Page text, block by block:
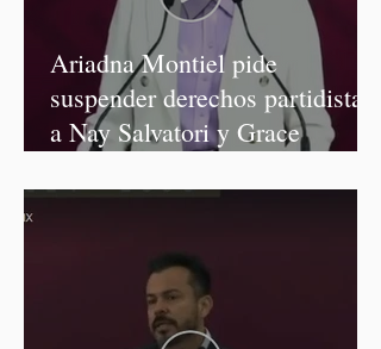
Ariadna Montiel pide
suspender derechos partidistas
a Nay Salvatori y Grace